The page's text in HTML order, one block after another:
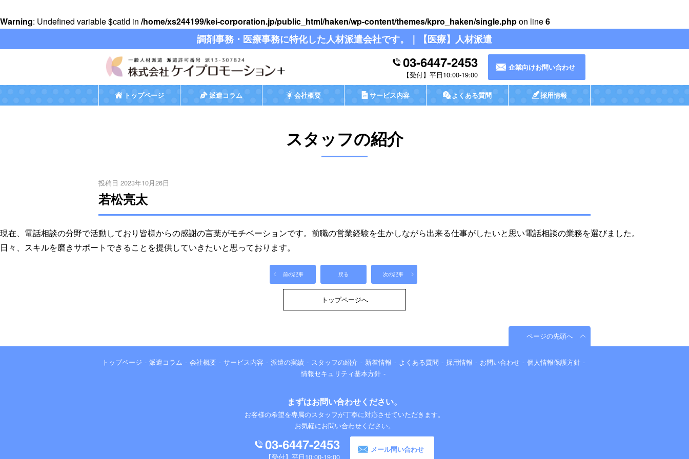
Warning: Undefined variable $catId in /home/xs244199/kei-corporation.jp/public_html/haken/wp-content/themes/kpro_haken/single.phpon line6
調剤事務・医療事務に特化した人材派遣会社です。｜【医療】人材派遣
03-6447-2453
平日10:00-19:00
企業向けお問い合わせ
トップページ 派遣コラム 会社概要 サービス内容 よくある質問 採用情報
スタッフの紹介
投稿日 2023年10月26日
若松亮太
現在、電話相談の分野で活動しており皆様からの感謝の言葉がモチベーションです。前職の営業経験を生かしながら出来る仕事がしたいと思い電話相談の業務を選びました。
日々、スキルを磨きサポートできることを提供していきたいと思っております。
前の記事 戻る 次の記事
トップページへ
ページの先頭へ
トップページ 派遣コラム 会社概要 サービス内容 派遣の実績 スタッフの紹介 新着情報 よくある質問 採用情報 お問い合わせ
個人情報保護方針
情報セキュリティ基本方針
まずはお問い合わせください。
お客様の希望を専属のスタッフが丁寧に対応させていただきます。
お気軽にお問い合わせください。
03-6447-2453
平日10:00-19:00
メール問い合わせ